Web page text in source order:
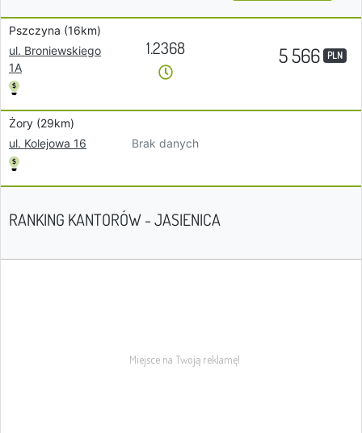
Pszczyna (16km)
ul. Broniewskiego
1A
1.2368 5 566 PLN
Żory (29km)
ul. Kolejowa 16
Brak danych
RANKING KANTORÓW - JASIENICA